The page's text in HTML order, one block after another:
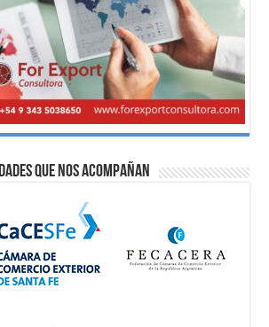
que nos acompañan